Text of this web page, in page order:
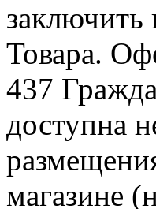
заключить
Товара.
437
доступна
магазине